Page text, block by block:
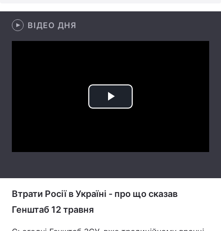
ВІДЕО ДНЯ
Play
Втрати Росії в Україні - про що сказав
Генштаб 12 травня